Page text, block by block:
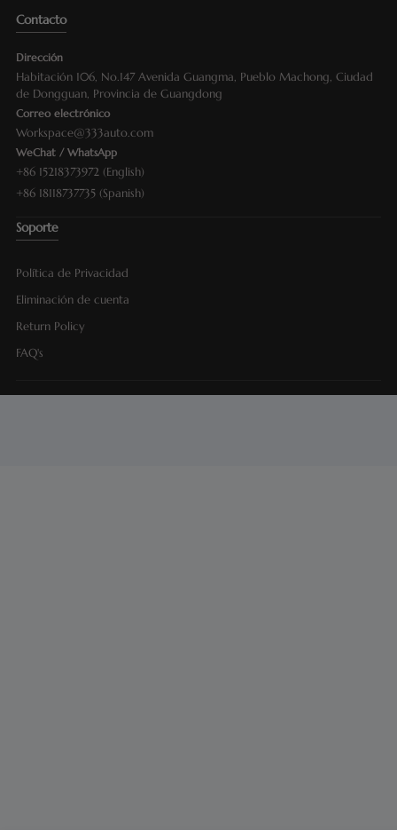
Contacto
Dirección
Habitación 106, No.147 Avenida Guangma, Pueblo Machong, Ciudad
de Dongguan, Provincia de Guangdong
Correo electrónico
Workspace@333auto.com
WeChat / WhatsApp
+86 15218373972 (English)
+86 18118737735 (Spanish)
Soporte
Política de Privacidad
Eliminación de cuenta
Return Policy
FAQ's